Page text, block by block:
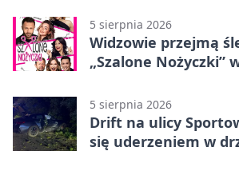
5 sierpnia 2026
Widzowie przejmą
„Szalone Nożyczki”
5 sierpnia 2026
Drift na ulicy
się uderzeniem w